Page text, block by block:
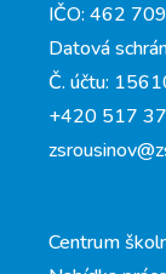
IČO: 462
Datová
Č. účtu:
+420 517
Centrum